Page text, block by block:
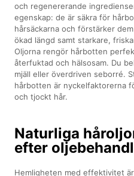
och regenererande
egenskap: de är säkra för
hårsäckarna och förstärker
ökad längd samt starkare,
Oljorna rengör hårbotten
återfuktad och hälsosam. Du
mjäll eller överdriven seborré.
hårbotten är nyckelfaktorerna
och tjockt hår.
Naturliga
efter
Hemligheten med effektivitet